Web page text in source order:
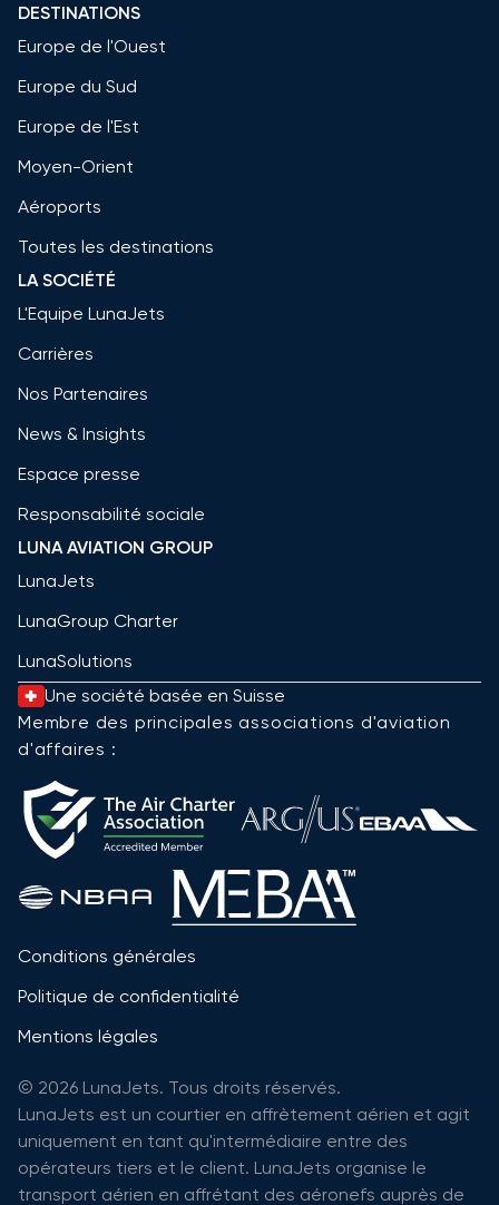
DESTINATIONS
Europe de l'Ouest
Europe du Sud
Europe de l'Est
Moyen-Orient
Aéroports
Toutes les destinations
LA SOCIÉTÉ
L'Equipe LunaJets
Carrières
Nos Partenaires
News & Insights
Espace presse
Responsabilité sociale
LUNA AVIATION GROUP
LunaJets
LunaGroup Charter
LunaSolutions
Une société basée en Suisse
Membre des principales associations d'aviation
d'affaires :
Conditions générales
Politique de confidentialité
Mentions légales
© 2026 LunaJets. Tous droits réservés.
LunaJets est un courtier en affrètement aérien et agit
uniquement en tant qu'intermédiaire entre des
opérateurs tiers et le client. LunaJets organise le
transport aérien en affrétant des aéronefs auprès de